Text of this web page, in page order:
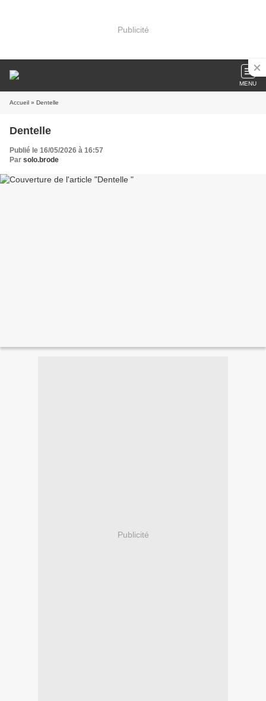
Publicité
MENU
Accueil » Dentelle
Dentelle
Publié le 16/05/2026 à 16:57
Par solo.brode
Publicité